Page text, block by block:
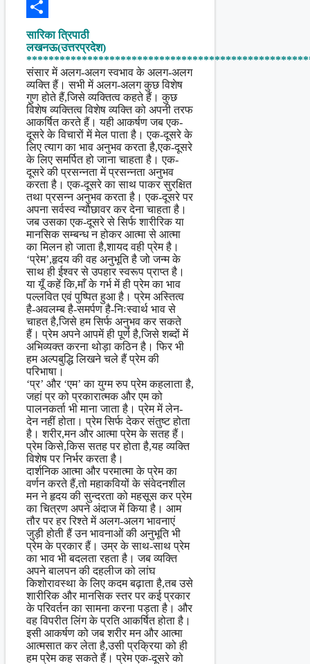
Facebook
Share
सारिका त्रिपाठी
लखनऊ(उत्तरप्रदेश)
संसार में अलग-अलग स्वभाव के अलग-अलग
व्यक्ति हैं। सभी में अलग-अलग कुछ विशेष
गुण होते हैं,जिसे व्यक्तित्व कहते हैं। कुछ
विशेष व्यक्तित्व विशेष व्यक्ति को अपनी तरफ
आकर्षित करते हैं। यही आकर्षण जब एक-
दूसरे के विचारों में मेल पाता है। एक-दूसरे के
लिए त्याग का भाव अनुभव करता है,एक-दूसरे
के लिए समर्पित हो जाना चाहता है। एक-
दूसरे की प्रसन्नता में प्रसन्नता अनुभव
करता है। एक-दूसरे का साथ पाकर सुरक्षित
तथा प्रसन्न अनुभव करता है। एक-दूसरे पर
अपना सर्वस्व न्यौछावर कर देना चाहता है।
जब उसका एक-दूसरे से सिर्फ शारीरिक या
मानसिक सम्बन्ध न होकर आत्मा से आत्मा
का मिलन हो जाता है,शायद वही प्रेम है।
‘प्रेम’,हृदय की वह अनुभूति है जो जन्म के
साथ ही ईश्वर से उपहार स्वरूप प्राप्त है।
या यूँ कहें कि,माँ के गर्भ में ही प्रेम का भाव
पल्लवित एवं पुष्पित हुआ है। प्रेम अस्तित्व
है-अवलम्ब है-समर्पण है-निःस्वार्थ भाव से
चाहत है,जिसे हम सिर्फ अनुभव कर सकते
हैं। प्रेम अपने आपमें ही पूर्ण है,जिसे शब्दों में
अभिव्यक्त करना थोड़ा कठिन है। फिर भी
हम अल्पबुद्धि लिखने चले हैं प्रेम की
परिभाषा।
‘प्र’ और ‘एम’ का युग्म रुप प्रेम कहलाता है,
जहां प्र को प्रकारात्मक और एम को
पालनकर्ता भी माना जाता है। प्रेम में लेन-
देन नहीं होता। प्रेम सिर्फ देकर संतुष्ट होता
है। शरीर,मन और आत्मा प्रेम के सतह हैं।
प्रेम किसे,किस सतह पर होता है,यह व्यक्ति
विशेष पर निर्भर करता है।
दार्शनिक आत्मा और परमात्मा के प्रेम का
वर्णन करते हैं,तो महाकवियों के संवेदनशील
मन ने हृदय की सुन्दरता को महसूस कर प्रेम
का चित्रण अपने अंदाज में किया है। आम
तौर पर हर रिश्ते में अलग-अलग भावनाएं
जुड़ी होती हैं उन भावनाओं की अनुभूति भी
प्रेम के प्रकार हैं। उम्र के साथ-साथ प्रेम
का भाव भी बदलता रहता है। जब व्यक्ति
अपने बालपन की दहलीज को लांघ
किशोरावस्था के लिए कदम बढ़ाता है,तब उसे
शारीरिक और मानसिक स्तर पर कई प्रकार
के परिवर्तन का सामना करना पड़ता है। और
वह विपरीत लिंग के प्रति आकर्षित होता है।
इसी आकर्षण को जब शरीर मन और आत्मा
आत्मसात कर लेता है,उसी प्रक्रिया को ही
हम प्रेम कह सकते हैं। प्रेम एक-दूसरे को